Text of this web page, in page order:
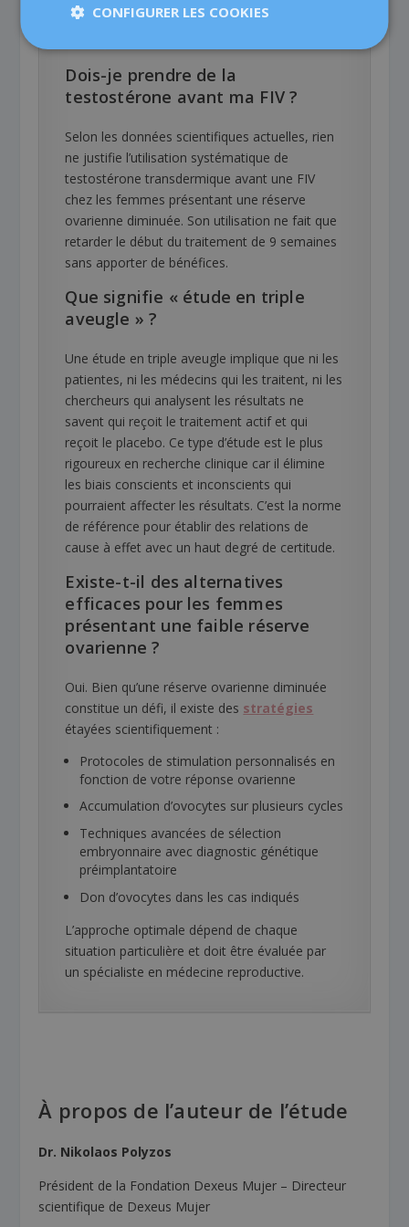
avec ses propres ovocytes, accumulation
Dois-je prendre de la
testostérone avant ma FIV ?
Selon les données scientifiques actuelles, rien
ne justifie l’utilisation systématique de
testostérone transdermique avant une FIV
chez les femmes présentant une réserve
ovarienne diminuée. Son utilisation ne fait que
retarder le début du traitement de 9 semaines
sans apporter de bénéfices.
Que signifie « étude en triple
aveugle » ?
Une étude en triple aveugle implique que ni les
patientes, ni les médecins qui les traitent, ni les
chercheurs qui analysent les résultats ne
savent qui reçoit le traitement actif et qui
reçoit le placebo. Ce type d’étude est le plus
rigoureux en recherche clinique car il élimine
les biais conscients et inconscients qui
pourraient affecter les résultats. C’est la norme
de référence pour établir des relations de
cause à effet avec un haut degré de certitude.
Existe-t-il des alternatives
efficaces pour les femmes
présentant une faible réserve
ovarienne ?
Oui. Bien qu’une réserve ovarienne diminuée
constitue un défi, il existe des stratégies
étayées scientifiquement :
Protocoles de stimulation personnalisés en
fonction de votre réponse ovarienne
Accumulation d’ovocytes sur plusieurs cycles
Techniques avancées de sélection
embryonnaire avec diagnostic génétique
préimplantatoire
Don d’ovocytes dans les cas indiqués
L’approche optimale dépend de chaque
situation particulière et doit être évaluée par
un spécialiste en médecine reproductive.
À propos de l’auteur de l’étude
Dr. Nikolaos Polyzos
Président de la Fondation Dexeus Mujer – Directeur
scientifique de Dexeus Mujer
CONFIGURER LES COOKIES